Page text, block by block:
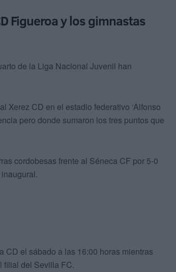
Figueroa y los gimnastas
de la Liga Nacional Juvenil han
Xerez CD en el estadio federativo ‘Alfonso
pero donde sumaron los tres puntos que
cordobesas frente al Séneca CF por 5-0
CD el sábado a las 16:00 horas mientras
filial del Sevilla FC.